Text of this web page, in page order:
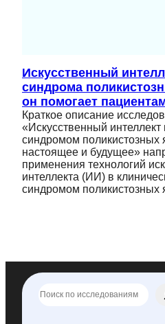
Искусственный
синдрома
он помогает
Краткое описание
«Искусственный
синдромом поликистозных
настоящее и будущее»
применения технологий
интеллекта (ИИ) в
синдромом
П
о